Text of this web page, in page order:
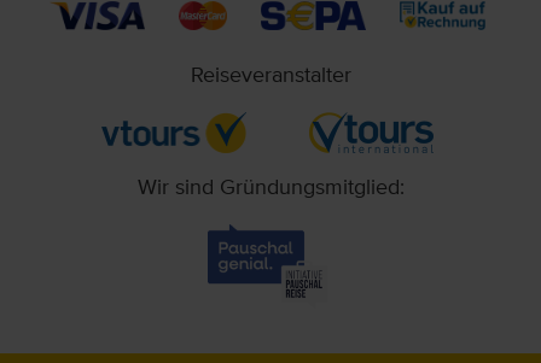
Reiseveranstalter
Wir sind Gründungsmitglied: